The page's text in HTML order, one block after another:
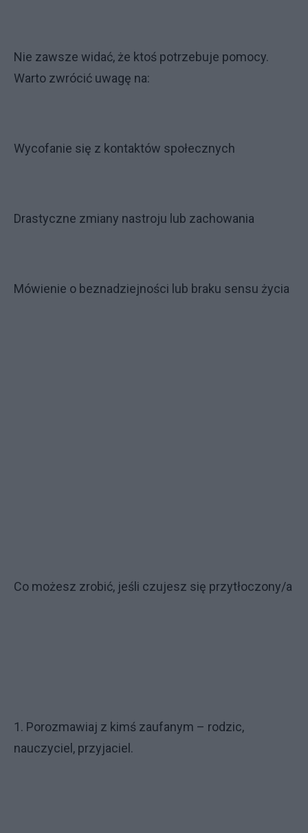
Nie zawsze widać, że ktoś potrzebuje pomocy.
Warto zwrócić uwagę na:
Wycofanie się z kontaktów społecznych
Drastyczne zmiany nastroju lub zachowania
Mówienie o beznadziejności lub braku sensu życia
Co możesz zrobić, jeśli czujesz się przytłoczony/a
1. Porozmawiaj z kimś zaufanym – rodzic,
nauczyciel, przyjaciel.